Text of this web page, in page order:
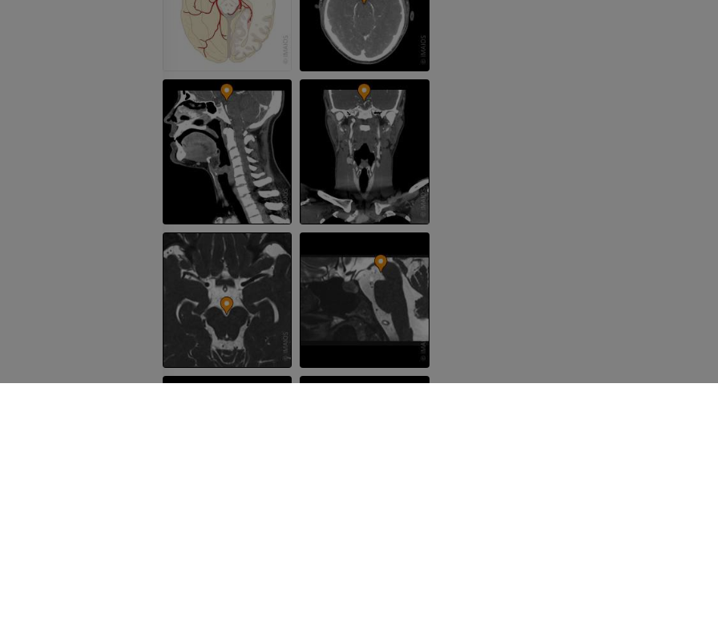
ZA DARMO
Arteriografia kończyny
Angiografia
ZA DARMO